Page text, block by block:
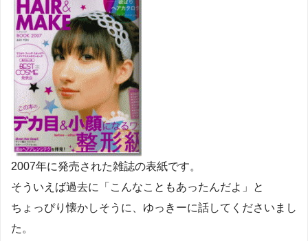
2007年に発売された雑誌の表紙です。
そういえば過去に「こんなこともあったんだよ」と
ちょっぴり懐かしそうに、ゆっきーに話してくださいまし
た。